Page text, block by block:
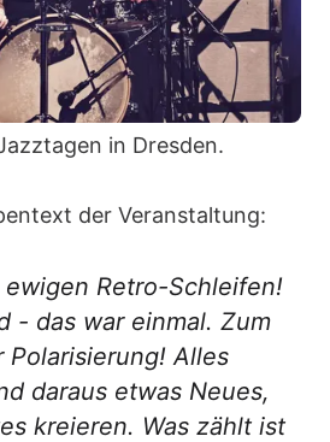
in Dresden.
der Veranstaltung:
ewigen Retro-Schleifen!
- das war einmal. Zum
Polarisierung! Alles
daraus etwas Neues,
kreieren. Was zählt ist